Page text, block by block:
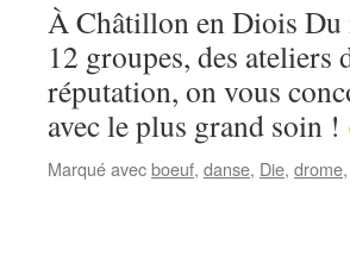
À Châtillon en Diois Du
12 groupes, des ateliers
réputation, on vous
avec le plus grand soin !
Marqué avecboeuf, danse, Die, drome,